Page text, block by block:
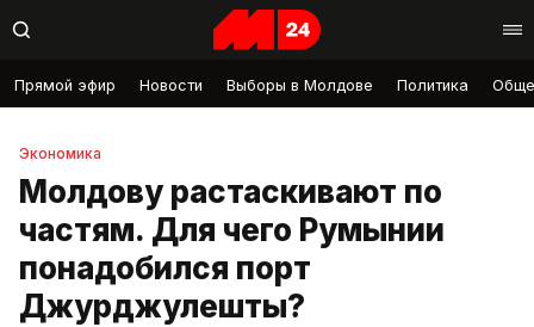
Прямой эфир Новости Выборы в Молдове Политика
Экономика
Молдову растаскивают по
частям. Для чего Румынии
понадобился порт
Джурджулешты?